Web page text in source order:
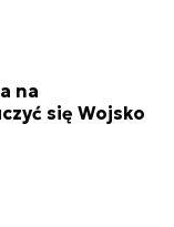
na
się Wojsko